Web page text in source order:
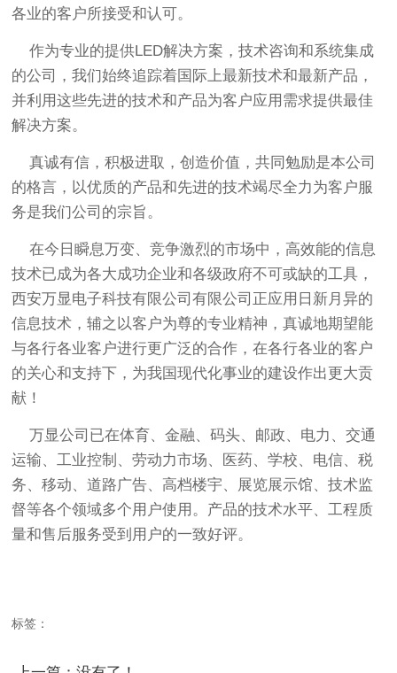
各业的客户所接受和认可。
作为专业的提供LED解决方案，技术咨询和系统集成
的公司，我们始终追踪着国际上最新技术和最新产品，
并利用这些先进的技术和产品为客户应用需求提供最佳
解决方案。
真诚有信，积极进取，创造价值，共同勉励是本公司
的格言，以优质的产品和先进的技术竭尽全力为客户服
务是我们公司的宗旨。
在今日瞬息万变、竞争激烈的市场中，高效能的信息
技术已成为各大成功企业和各级政府不可或缺的工具，
西安万显电子科技有限公司有限公司正应用日新月异的
信息技术，辅之以客户为尊的专业精神，真诚地期望能
与各行各业客户进行更广泛的合作，在各行各业的客户
的关心和支持下，为我国现代化事业的建设作出更大贡
献！
万显公司已在体育、金融、码头、邮政、电力、交通
运输、工业控制、劳动力市场、医药、学校、电信、税
务、移动、道路广告、高档楼宇、展览展示馆、技术监
督等各个领域多个用户使用。产品的技术水平、工程质
量和售后服务受到用户的一致好评。
标签：